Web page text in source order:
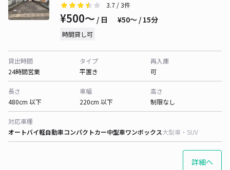
3.7 / 3件
¥500〜 / 日 ¥50〜 / 15分
時間貸し可
貸出時間
24時間営業
タイプ
平置き
再入庫
可
長さ
480cm 以下
車幅
220cm 以下
高さ
制限なし
対応車種
オートバイ軽自動車コンパクトカー中型車ワンボックス大型車・SUV
詳細へ